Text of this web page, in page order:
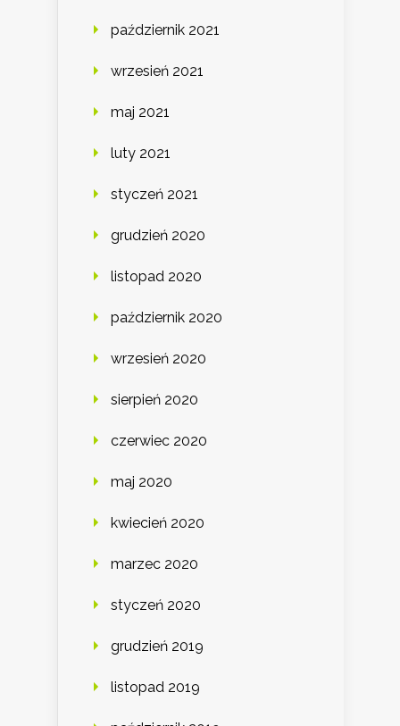
październik 2021
wrzesień 2021
maj 2021
luty 2021
styczeń 2021
grudzień 2020
listopad 2020
październik 2020
wrzesień 2020
sierpień 2020
czerwiec 2020
maj 2020
kwiecień 2020
marzec 2020
styczeń 2020
grudzień 2019
listopad 2019